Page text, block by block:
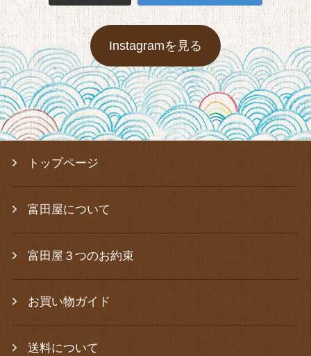
Instagramを見る
トップページ
富田屋について
富田屋３つのお約束
お買い物ガイド
送料について